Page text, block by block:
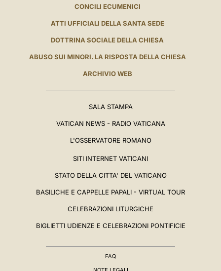
CONCILI ECUMENICI
ATTI UFFICIALI DELLA SANTA SEDE
DOTTRINA SOCIALE DELLA CHIESA
ABUSO SUI MINORI. LA RISPOSTA DELLA CHIESA
ARCHIVIO WEB
SALA STAMPA
VATICAN NEWS - RADIO VATICANA
L'OSSERVATORE ROMANO
SITI INTERNET VATICANI
STATO DELLA CITTA' DEL VATICANO
BASILICHE E CAPPELLE PAPALI - VIRTUAL TOUR
CELEBRAZIONI LITURGICHE
BIGLIETTI UDIENZE E CELEBRAZIONI PONTIFICIE
FAQ